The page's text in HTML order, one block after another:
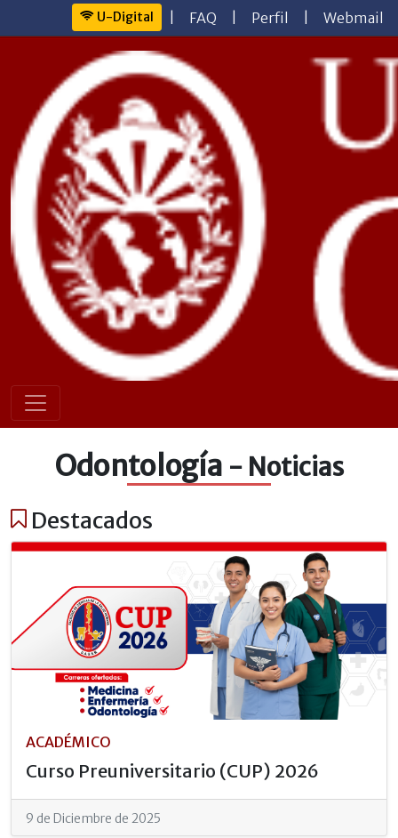
U-Digital FAQ Perfil Webmail
Odontología - Noticias
Destacados
ACADÉMICO
Curso Preuniversitario (CUP) 2026
9 de Diciembre de 2025